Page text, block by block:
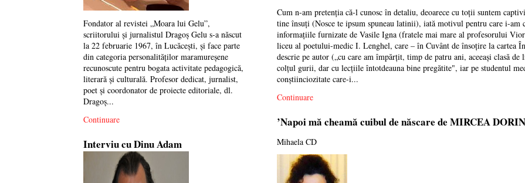
Fondator al revistei „Moara lui Gelu”,
scriitorului și jurnalistul Dragoș Gelu s-a născut
la 22 februarie 1967, în Lucăcești, și face parte
din categoria personalităților maramureșene
recunoscute pentru bogata activitate pedagogică,
literară și culturală. Profesor dedicat, jurnalist,
poet și coordonator de proiecte editoriale, dl.
Dragoș...
Continuare
Interviu cu Dinu Adam
Cum n-am pretenția că-l cunosc în detaliu, deoarece cu toții suntem
tine însuți (Nosce te ipsum spuneau latinii), iată motivul pentru care i-
informațiile furnizate de Vasile Igna (fratele mai mare al profesorului
liceu al poetului-medic I. Lenghel, care – în Cuvânt de însoțire la cartea
descrie pe autor („cu care am împărțit, timp de patru ani, aceeași clasă
colțul gurii, dar cu lecțiile întotdeauna bine pregătite", iar pe studentul
conștiinciozitate care-i...
Continuare
’Napoi mă cheamă cuibul de născare de MIRCEA
Mihaela CD